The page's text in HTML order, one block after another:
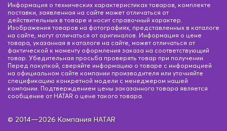
Информация о технических характеристиках товаров, комплекте
поставки, заявленная на сайте может отличаться от
действительных в товаре и носит справочный характер.
Изображения товаров на фотографиях, представленных в каталоге
на сайте, могут отличаться от оригиналов. Информация о цене
товара, указанная в каталоге на сайте, может отличаться от
фактической к моменту оформления заказа на соответствующий
товар. Убедительная просьба проверять товар при получении.
Перед покупкой, сверяйте информацию о товаре с информацией
на официальном сайте компании производителя или уточняйте
спецификацию конкретной модели с менеджером нашей
компании. Подтверждением цены заказанного товара является
сообщение от HATAR о цене такого товара.
© 2014—2026 Компания HATAR